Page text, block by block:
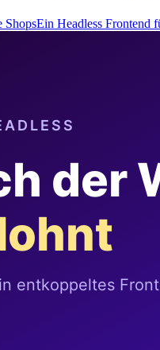
ShopsEin Headless